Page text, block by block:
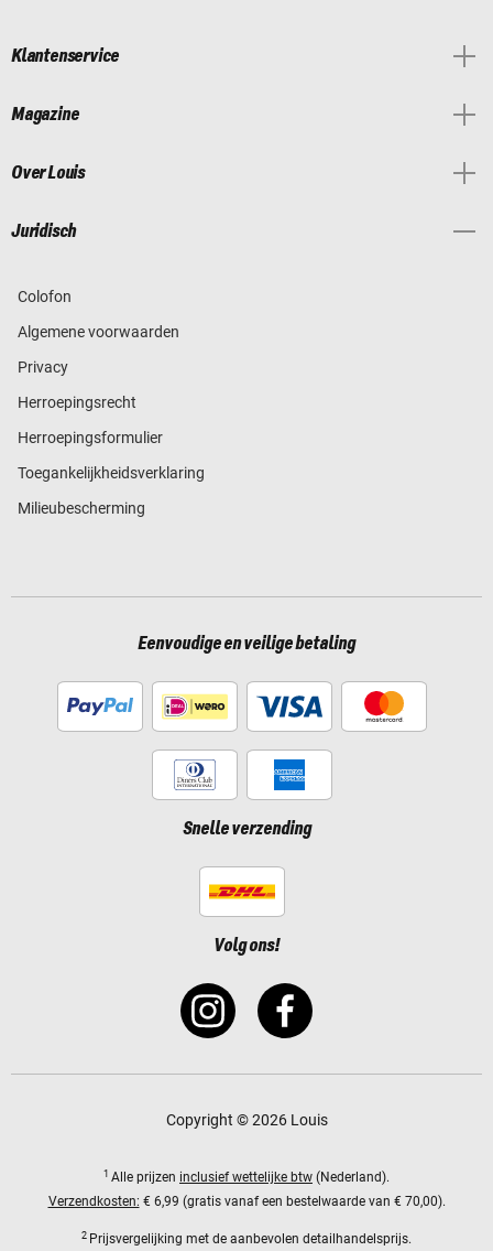
Klantenservice
Magazine
Over Louis
Juridisch
Colofon
Algemene voorwaarden
Privacy
Herroepingsrecht
Herroepingsformulier
Toegankelijkheidsverklaring
Milieubescherming
Eenvoudige en veilige betaling
Snelle verzending
Volg ons!
Copyright © 2026 Louis
1 Alle prijzen inclusief wettelijke btw (Nederland).
Verzendkosten: € 6,99 (gratis vanaf een bestelwaarde van € 70,00).
2 Prijsvergelijking met de aanbevolen detailhandelsprijs.